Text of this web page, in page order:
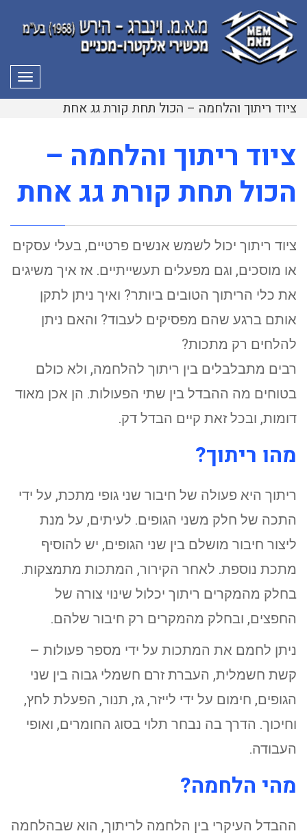
ציוד ריתוך והלחמה – הכול תחת קורת גג אחת
ציוד ריתוך והלחמה –
הכול תחת קורת גג אחת
ציוד ריתוך יכול לשמש אנשים פרטיים, בעלי עסקים
או מוסכים, וגם מפעלים תעשייתיים. אז איך משיגים
את כלי הריתוך הטובים ביותר? ואיך ניתן לתקן
אותם ברגע שהם מפסיקים לעבוד? והאם ניתן
להלחים רק מתכות?
רבים מתבלבלים בין ריתוך להלחמה, ולא כולם
בטוחים מה ההבדל בין שתי הפעולות. הן אכן מאוד
דומות, ובכל זאת קיים הבדל דק.
מהו ריתוך?
ריתוך היא פעולה של חיבור שני גופי מתכת, על ידי
התכה של חלק משני הגופים. לעיתים, על מנת
ליצור חיבור מושלם בין שני הגופים, יש להוסיף
מתכת נוספת. לאחר הקירור, המתכות מתמצקות.
בחלק מהמקרים ריתוך יכלול שינוי צורה של
החפצים, ובחלק מהמקרים רק חיבור שלהם.
ניתן לחמם את המתכות על ידי מספר פעולות –
קשת חשמלית, העברת זרם חשמלי גבוה בין שני
הגופים, חימום על ידי לייזר, גז, תנור, הפעלת לחץ,
וחיכוך. הדרך בה נבחר תלוי בסוג החומרים, ואופי
העבודה.
מהי הלחמה?
ההבדל העיקרי בין הלחמה לריתוך, הוא שבהלחמה